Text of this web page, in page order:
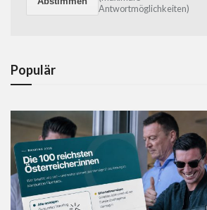
Antwortmöglichkeiten)
Populär